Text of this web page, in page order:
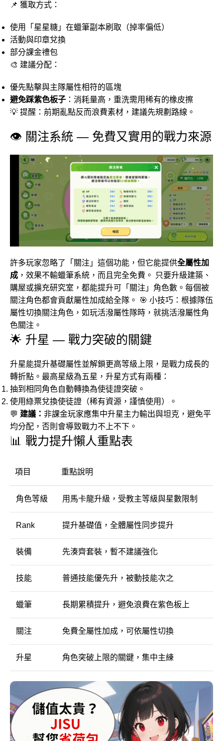
📌 獲取方式：
使用「星星糖」在蠟筆副本刷取（掉率偏低）
活動與印章兌換
部分課金禮包
🎨 建議分配：
優先點擊與主隊屬性相符的區塊
避免踩紫色板子 ：消耗量高，重洗需用稀有的橡皮擦
💡 提醒：前期亂點反而浪費素材，建議先規劃路線。
👁️ 關注系統 — 免費又實用的戰力來源
許多玩家忽略了「關注」這個功能，但它能提供全屬性加
成 ，效果不輸蠟筆系統，而且完全免費。 只要升級建築、
購屋或擴充研究室，都能提升可「關注」角色數。每個被
關注角色都會貢獻屬性加成給全隊。 🎯 小技巧：根據隊伍
屬性切換關注角色，如玩活潑屬性隊時，就挑活潑屬性角
色關注。
🌟 升星 — 戰力突破的關鍵
升星能提升基礎屬性並解鎖更高等級上限，是戰力成長的
轉折點。最高星級為五星，升星方式有兩種：
抽到相同角色自動轉換為使徒證突破。
使用綠票兌換使徒證（稀有資源，謹慎使用）。
💬 建議： 非課金玩家應集中升星主力輸出與坦克，避免平
均分配，否則會導致戰力不上不下。
📊 戰力提升懶人重點表
項目 重點說明
角色等級 用馬卡龍升級，受教主等級與星數限制
Rank 提升基礎值，全體屬性同步提升
裝備 先湊齊套裝，暫不建議強化
技能 普通技能優先升，被動技能次之
蠟筆 長期累積提升，避免浪費在紫色板上
關注 免費全屬性加成，可依屬性切換
升星 角色突破上限的關鍵，集中主練